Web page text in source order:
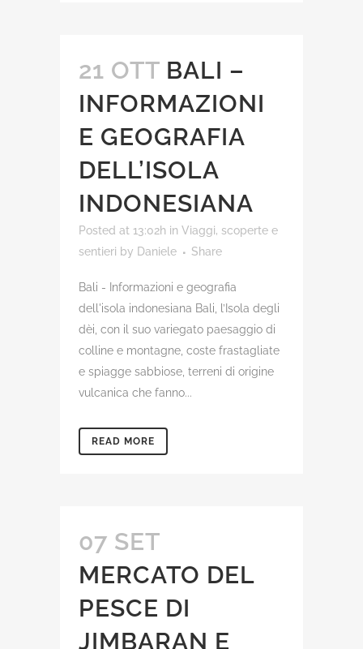
21 OTT BALI –
INFORMAZIONI
E GEOGRAFIA
DELL’ISOLA
INDONESIANA
Posted at 13:02h in Viaggi, scoperte e
sentieri by Daniele Share
Bali - Informazioni e geografia
dell'isola indonesiana Bali, l’Isola degli
dèi, con il suo variegato paesaggio di
colline e montagne, coste frastagliate
e spiagge sabbiose, terreni di origine
vulcanica che fanno...
READ MORE
07 SET
MERCATO DEL
PESCE DI
JIMBARAN E